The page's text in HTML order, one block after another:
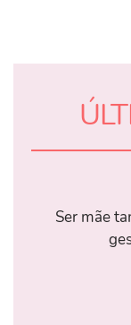
Ser mãe